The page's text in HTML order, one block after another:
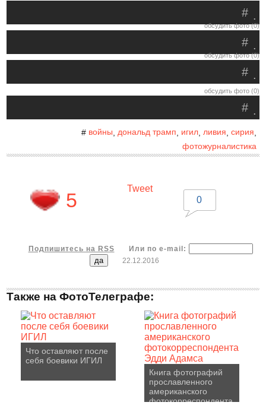
.
#
обсудить фото (0)
.
#
обсудить фото (0)
.
#
обсудить фото (0)
.
#
# войны дональд трамп игил, ливия сирия
фотожурналистика
5
Tweet
0
Подпишитесь на RSS
Или по e-mail:
22.12.2016
Также на ФотоТелеграфе:
Что оставляют после
себя боевики ИГИЛ
Книга фотографий
прославленного
американского
фотокорреспондента